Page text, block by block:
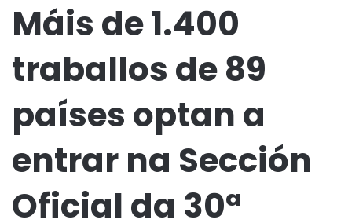
Máis de 1.400
traballos de 89
países optan a
entrar na Sección
Oficial da 30ª